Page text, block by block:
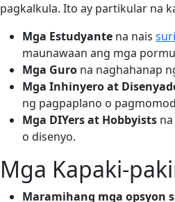
pagkalkula. Ito ay partikular na
Mga Estudyante na nais
maunawaan ang mga
Mga Guro na naghahanap
Mga Inhinyero at
ng pagpaplano o
Mga DIYers at Hobbyists
o disenyo.
Mga Kapaki-
Maramihang mga opsyon